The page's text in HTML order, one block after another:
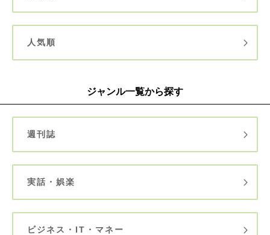
人気順
ジャンル一覧から探す
週刊誌
実話・娯楽
ビジネス・IT・マネー